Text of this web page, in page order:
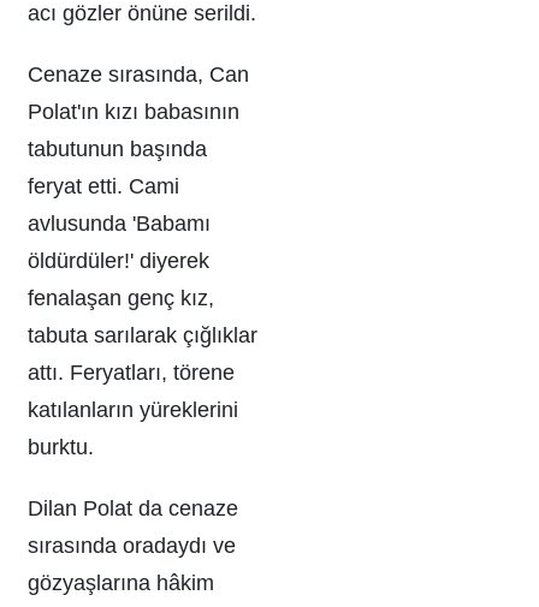
acı gözler önüne serildi.
Cenaze sırasında, Can
Polat'ın kızı babasının
tabutunun başında
feryat etti. Cami
avlusunda 'Babamı
öldürdüler!' diyerek
fenalaşan genç kız,
tabuta sarılarak çığlıklar
attı. Feryatları, törene
katılanların yüreklerini
burktu.
Dilan Polat da cenaze
sırasında oradaydı ve
gözyaşlarına hâkim